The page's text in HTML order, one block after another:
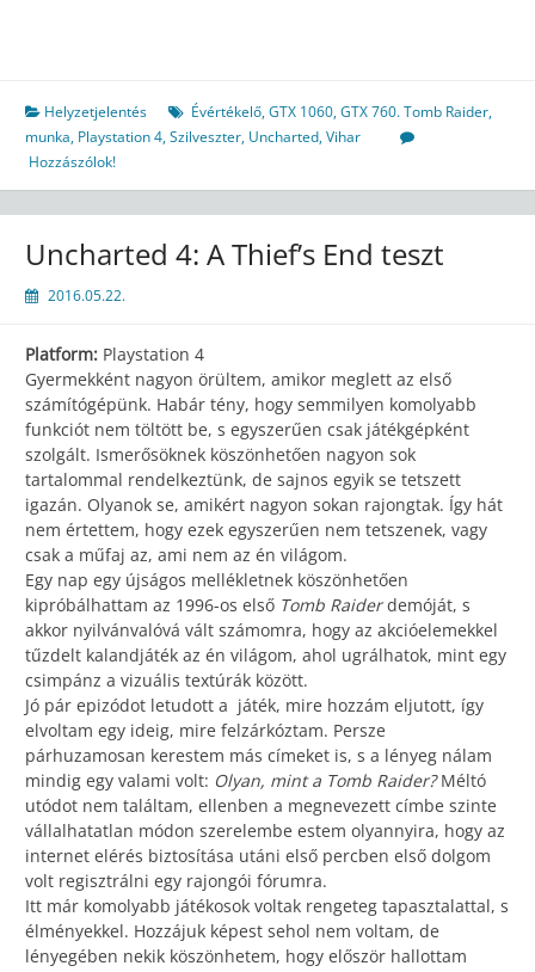
Helyzetjelentés Évértékelő,GTX 1060,GTX 760. Tomb Raider,
munka, Playstation 4,Szilveszter, Uncharted,Vihar
Hozzászólok!
Uncharted 4: A Thief’s End teszt
2016.05.22.
Platform: Playstation 4
Gyermekként nagyon örültem, amikor meglett az első
számítógépünk. Habár tény, hogy semmilyen komolyabb
funkciót nem töltött be, s egyszerűen csak játékgépként
szolgált. Ismerősöknek köszönhetően nagyon sok
tartalommal rendelkeztünk, de sajnos egyik se tetszett
igazán. Olyanok se, amikért nagyon sokan rajongtak. Így hát
nem értettem, hogy ezek egyszerűen nem tetszenek, vagy
csak a műfaj az, ami nem az én világom.
Egy nap egy újságos mellékletnek köszönhetően
kipróbálhattam az 1996-os első Tomb Raiderdemóját, s
akkor nyilvánvalóvá vált számomra, hogy az akcióelemekkel
tűzdelt kalandjáték az én világom, ahol ugrálhatok, mint egy
csimpánz a vizuális textúrák között.
Jó pár epizódot letudott a játék, mire hozzám eljutott, így
elvoltam egy ideig, mire felzárkóztam. Persze
párhuzamosan kerestem más címeket is, s a lényeg nálam
mindig egy valami volt: Olyan, mint a Tomb Raider?Méltó
utódot nem találtam, ellenben a megnevezett címbe szinte
vállalhatatlan módon szerelembe estem olyannyira, hogy az
internet elérés biztosítása utáni első percben első dolgom
volt regisztrálni egy rajongói fórumra.
Itt már komolyabb játékosok voltak rengeteg tapasztalattal, s
élményekkel. Hozzájuk képest sehol nem voltam, de
lényegében nekik köszönhetem, hogy először hallottam